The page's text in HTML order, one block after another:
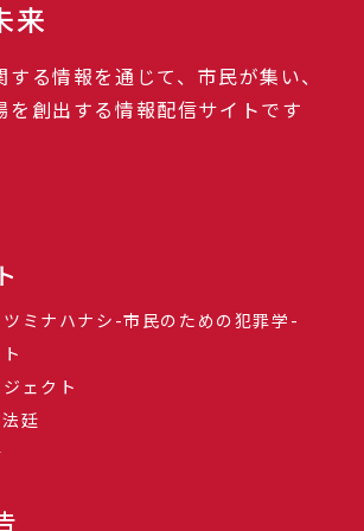
来
る情報を通じて、市民が集い、
を創出する情報配信サイトです
ミナハナシ-市民のための犯罪学-
ェクト
廷